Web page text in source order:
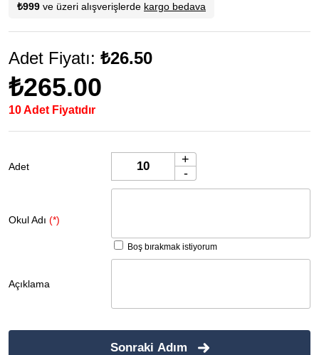
₺999 ve üzeri alışverişlerde kargo bedava
Adet Fiyatı: ₺26.50
₺265.00
10 Adet Fiyatıdır
Adet
+
-
Okul Adı (*)
Boş bırakmak istiyorum
Açıklama
Sonraki Adım